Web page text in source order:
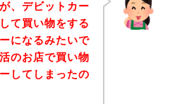
、デビットカー
て買い物をする
になるみたいで
のお店で買い物
してしまったの